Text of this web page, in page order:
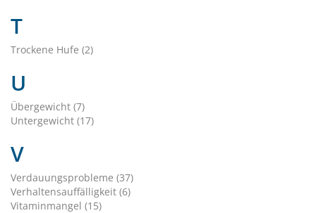
T
Trockene Hufe (2)
U
Übergewicht (7)
Untergewicht (17)
V
Verdauungsprobleme (37)
Verhaltensauffälligkeit (6)
Vitaminmangel (15)